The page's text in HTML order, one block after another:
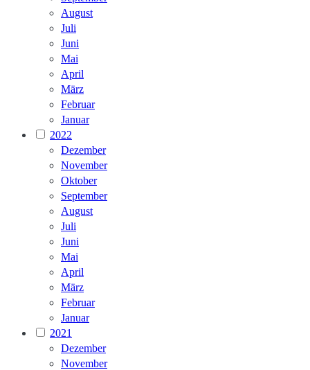
August
Juli
Juni
Mai
April
März
Februar
Januar
2022
Dezember
November
Oktober
September
August
Juli
Juni
Mai
April
März
Februar
Januar
2021
Dezember
November